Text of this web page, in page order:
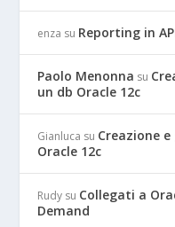
enza su Reporting in
Paolo Menonna su
un db Oracle 12c
Gianluca su Creazione
Oracle 12c
Rudy su Collegati a
Demand